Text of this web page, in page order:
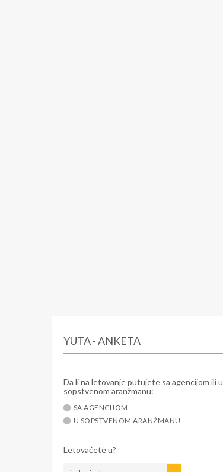
YUTA - ANKETA
Da li na letovanje putujete sa agencijom ili u
sopstvenom aranžmanu:
SA AGENCIJOM
U SOPSTVENOM ARANŽMANU
Letovaćete u?